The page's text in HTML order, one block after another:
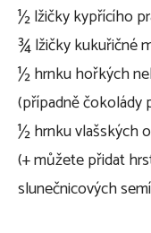
½ lžičky kypřícího
¾ lžičky kukuřičné
½ hrnku hořkých
(případně čokolády
½ hrnku vlašských
(+ můžete přidat
slunečnicových